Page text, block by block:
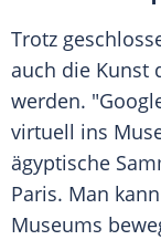
Trotz
auch die Kunst
werden. "
virtuell ins
ägyptische
Paris. Man
Museums